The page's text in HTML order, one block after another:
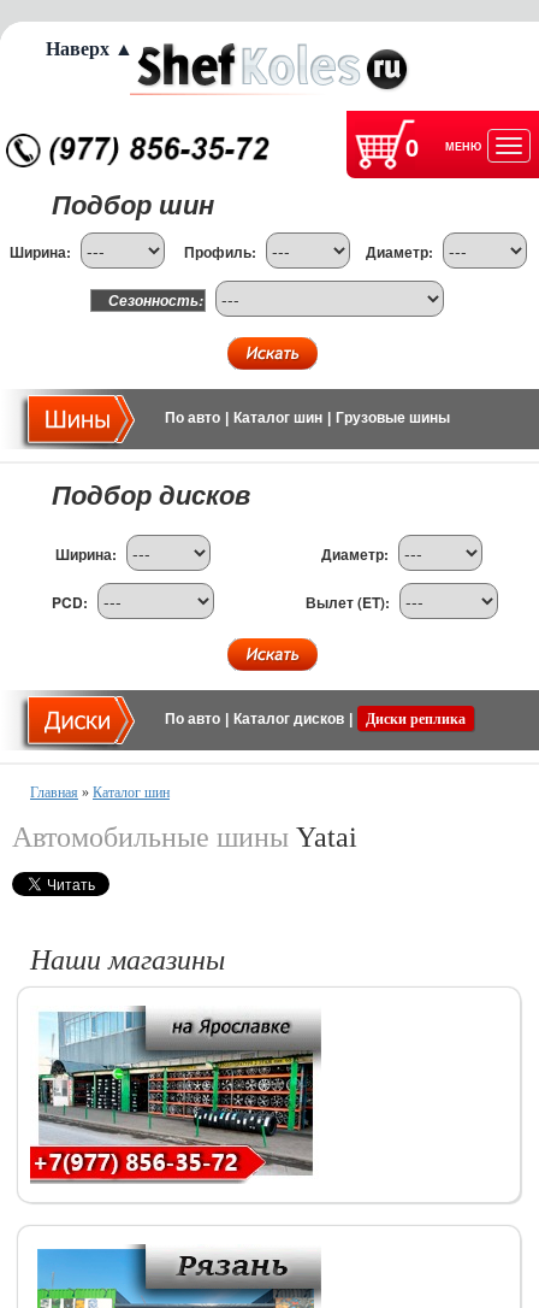
0 МЕНЮ
Подбор шин
Ширина: Профиль: Диаметр:
Сезонность:
По авто Каталог шин Грузовые шины
Подбор дисков
Ширина: Диаметр:
PCD: Вылет (ET):
По авто Каталог дисков Диски реплика
Главная » Каталог шин
Автомобильные шины Yatai
Наши магазины
Наверх ▲